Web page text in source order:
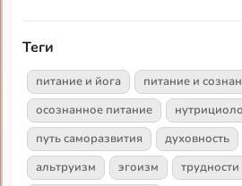
Теги
питание и йога
питание и
осознанное питание
путь саморазвития
духовность
альтруизм
эгоизм